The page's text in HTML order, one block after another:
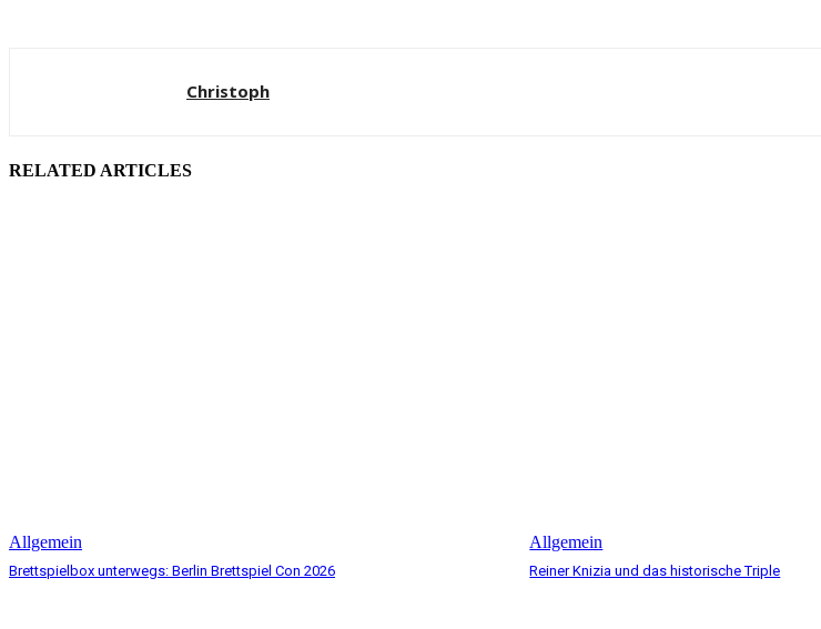
Christoph
RELATED ARTICLES
Allgemein
Brettspielbox unterwegs: Berlin Brettspiel Con 2026
Allgemein
Reiner Knizia und das historische Triple